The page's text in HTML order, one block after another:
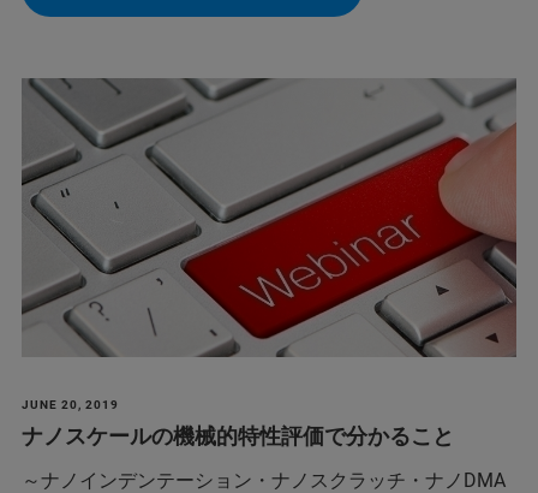
JUNE 20, 2019
ナノスケールの機械的特性評価で分かること
～ナノインデンテーション・ナノスクラッチ・ナノDMA